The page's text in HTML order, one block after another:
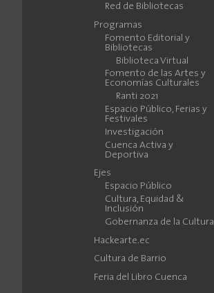
Red de Bibliotecas
Programas
Fomento Editorial y
Bibliotecas
Biblioteca Virtual
Fomento de las Artes y
Economías Culturales
Ranti 2021
Espacio Público, Ferias y
Festivales
Investigación
Cuenca Activa y
Deportiva
Ejes
Espacio Público
Cultura, Equidad &
Inclusión
Gobernanza de la Cultura
Hackearte.ec
Cultura de Barrio
Feria del Libro Cuenca